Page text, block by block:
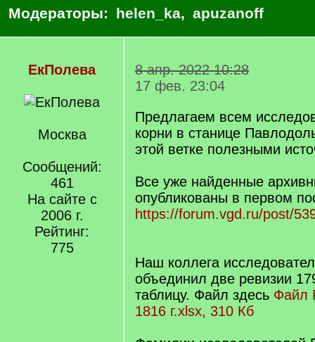
Модераторы: helen_ka, apuzanoff
ЕкПолева
Москва
Сообщений:
461
На сайте с
2006 г.
Рейтинг:
775
8 апр. 2022 10:28
17 фев. 23:04
Предлагаем всем
корни в станице
этой ветке полезными
Все уже найденные
опубликованы в первом
https://forum.vgd.ru/post/
Наш коллега
объединил две ревизии
таблицу. Файл здесь Файл
1816 г.xlsx, 310 Кб